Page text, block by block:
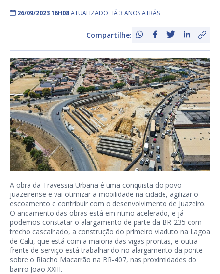
26/09/2023 16H08ATUALIZADO HÁ 3 ANOS ATRÁS
Compartilhe:
A obra da Travessia Urbana é uma conquista do povo
juazeirense e vai otimizar a mobilidade na cidade, agilizar o
escoamento e contribuir com o desenvolvimento de Juazeiro.
O andamento das obras está em ritmo acelerado, e já
podemos constatar o alargamento de parte da BR-235 com
trecho cascalhado, a construção do primeiro viaduto na Lagoa
de Calu, que está com a maioria das vigas prontas, e outra
frente de serviço está trabalhando no alargamento da ponte
sobre o Riacho Macarrão na BR-407, nas proximidades do
bairro João XXIII.